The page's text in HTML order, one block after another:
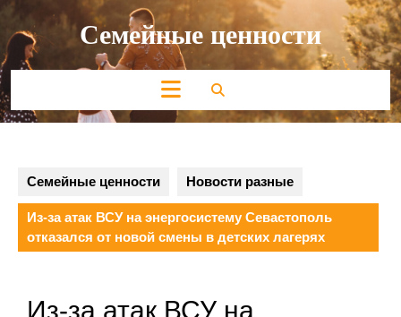
Перейти
содержимому Семейные ценности
Кнопка
Открыть
Семейные ценности Новости разные
Из-за атак ВСУ на энергосистему Севастополь
отказался от новой смены в детских лагерях
Из-за атак ВСУ на